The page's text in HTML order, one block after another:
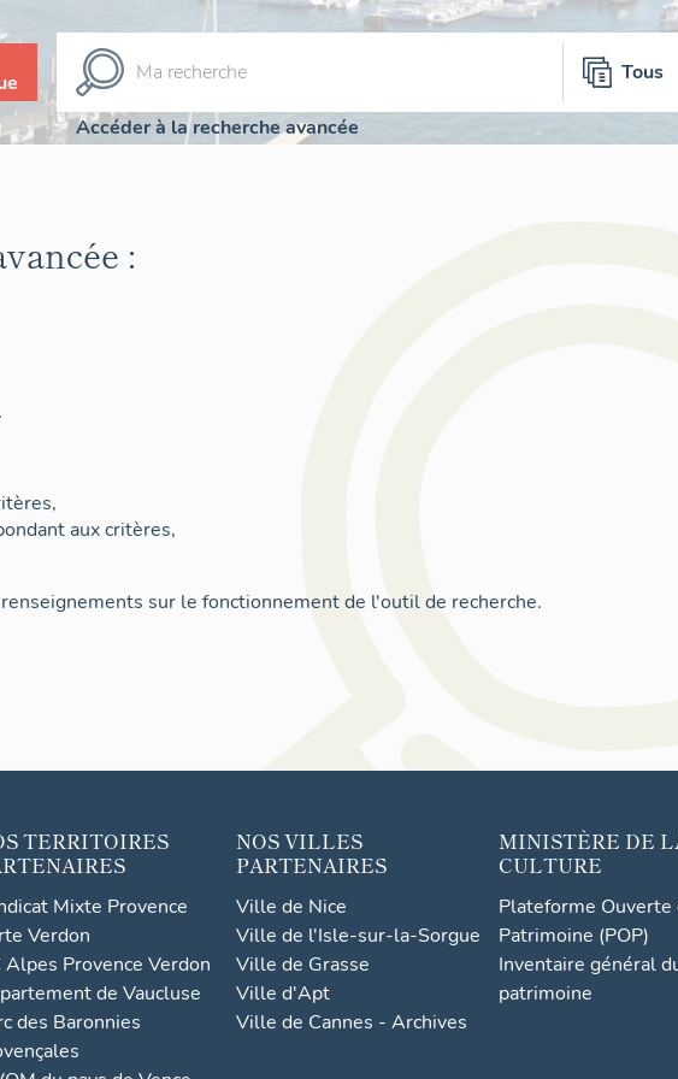
Tous
Accéder à la recherche avancée
:
aux critères,
sur le fonctionnement de l'outil de recherche.
TERRITOIRES
Mixte Provence
Verdon
Alpes Provence Verdon
de Vaucluse
des Baronnies
NOS VILLES
PARTENAIRES
Ville de Nice
Ville de l'Isle-sur-la-Sorgue
Ville de Grasse
Ville d'Apt
Ville de Cannes - Archives
MINISTÈRE DE
CULTURE
Plateforme Ouverte
Patrimoine (POP)
Inventaire général
patrimoine